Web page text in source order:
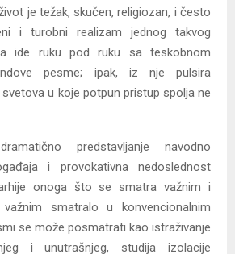
je težak, skučen, religiozan, i često
i turobni realizam jednog takvog
ide ruku pod ruku sa teskobnom
pesme; ipak, iz nje pulsira
u koje potpun pristup spolja ne
predstavljanje navodno
i provokativna nedoslednost
onoga što se smatra važnim i
smatralo u konvencionalnim
se može posmatrati kao istraživanje
i unutrašnjeg, studija izolacije